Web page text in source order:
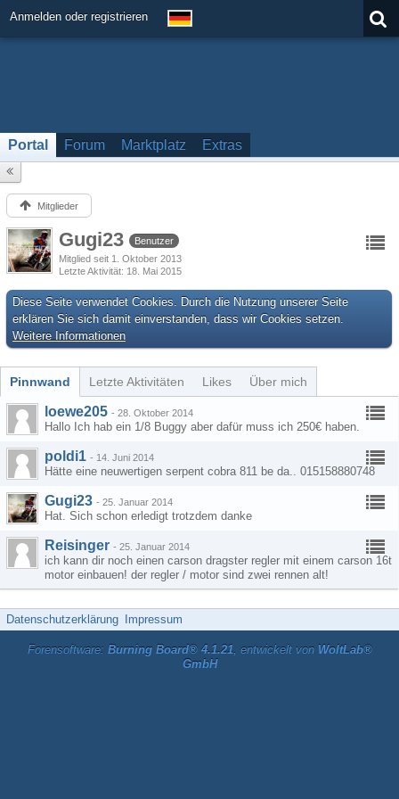
Anmelden oder registrieren
Portal Forum Marktplatz Extras
Mitglieder
Gugi23
Benutzer
Mitglied seit 1. Oktober 2013
Letzte Aktivität 18. Mai 2015
Diese Seite verwendet Cookies. Durch die Nutzung unserer Seite
erklären Sie sich damit einverstanden, dass wir Cookies setzen.
Weitere Informationen
Pinnwand Letzte Aktivitäten Likes Über mich
loewe205 - 28. Oktober 2014
Hallo Ich hab ein 1/8 Buggy aber dafür muss ich 250€ haben.
poldi1 - 14. Juni 2014
Hätte eine neuwertigen serpent cobra 811 be da.. 015158880748
Gugi23 - 25. Januar 2014
Hat. Sich schon erledigt trotzdem danke
Reisinger - 25. Januar 2014
ich kann dir noch einen carson dragster regler mit einem carson 16t
motor einbauen! der regler / motor sind zwei rennen alt!
Datenschutzerklärung Impressum
Forensoftware: Burning Board® 4.1.21, entwickelt von WoltLab®
GmbH